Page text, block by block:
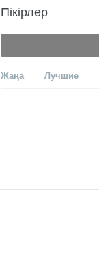
Пікірлер
Жаңа Лучшие